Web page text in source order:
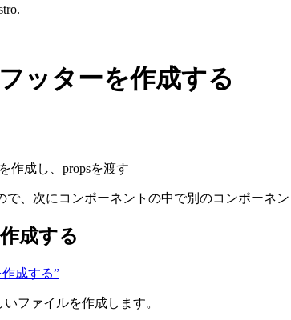
ッターを作成する
作成し、propsを渡す
、次にコンポーネントの中で別のコンポーネ
成する
成する”
いファイルを作成します。